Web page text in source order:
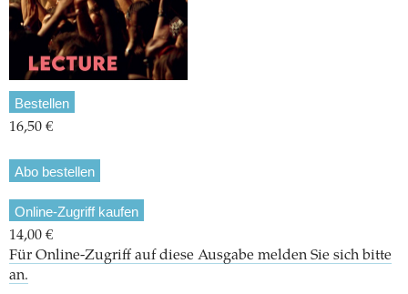
Bestellen
16,50 €
Abo bestellen
Online-Zugriff kaufen
14,00 €
Für Online-Zugriff auf diese Ausgabe melden Sie sich bitte
an.